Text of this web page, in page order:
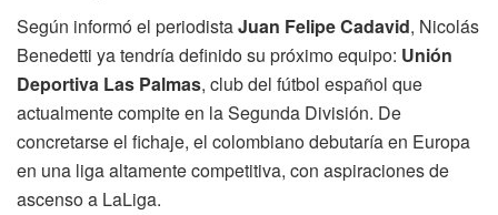
Según informó el periodistaJuan Felipe Cadavid, Nicolás
Benedetti ya tendría definido su próximo equipo: Unión
Deportiva Las Palmas, club del fútbol español que
actualmente compite en la Segunda División. De
concretarse el fichaje, el colombiano debutaría en Europa
en una liga altamente competitiva, con aspiraciones de
ascenso a LaLiga.